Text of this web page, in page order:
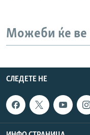
Можеби ќе ве
СЛЕДЕТЕ НЕ